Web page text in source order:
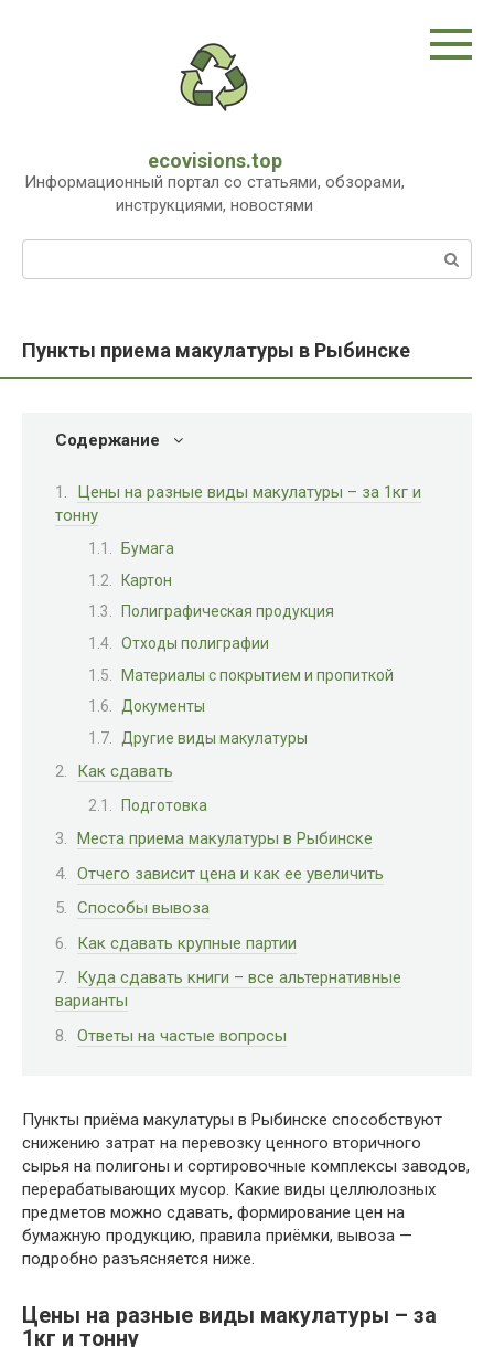
ecovisions.top
Информационный портал со статьями, обзорами,
инструкциями, новостями
Пункты приема макулатуры в Рыбинске
Содержание
Цены на разные виды макулатуры – за 1кг и
тонну
Бумага
Картон
Полиграфическая продукция
Отходы полиграфии
Материалы с покрытием и пропиткой
Документы
Другие виды макулатуры
Как сдавать
Подготовка
Места приема макулатуры в Рыбинске
Отчего зависит цена и как ее увеличить
Способы вывоза
Как сдавать крупные партии
Куда сдавать книги – все альтернативные
варианты
Ответы на частые вопросы
Пункты приёма макулатуры в Рыбинске способствуют
снижению затрат на перевозку ценного вторичного
сырья на полигоны и сортировочные комплексы заводов,
перерабатывающих мусор. Какие виды целлюлозных
предметов можно сдавать, формирование цен на
бумажную продукцию, правила приёмки, вывоза —
подробно разъясняется ниже.
Цены на разные виды макулатуры – за
1кг и тонну